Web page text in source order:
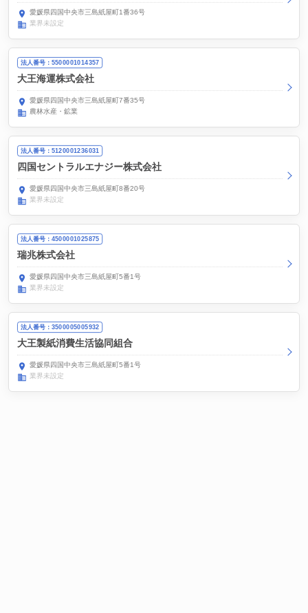
愛媛県四国中央市三島紙屋町1番36号
業界未設定
法人番号：5500001014357
大王海運株式会社
愛媛県四国中央市三島紙屋町7番35号
農林水産・鉱業
法人番号：5120001236031
四国セントラルエナジー株式会社
愛媛県四国中央市三島紙屋町8番20号
業界未設定
法人番号：4500001025875
瑞兆株式会社
愛媛県四国中央市三島紙屋町5番1号
業界未設定
法人番号：3500005005932
大王製紙消費生活協同組合
愛媛県四国中央市三島紙屋町5番1号
業界未設定